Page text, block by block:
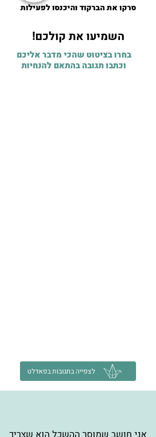
סרקו את הברקוד והיכנסו לפעילות
השמיעו את קולכם!
בחרו בציטוט שהכי מדבר אליכם
וכתבו תגובה בהתאם להנחיות
לצפייה בתגובות בפאדלט